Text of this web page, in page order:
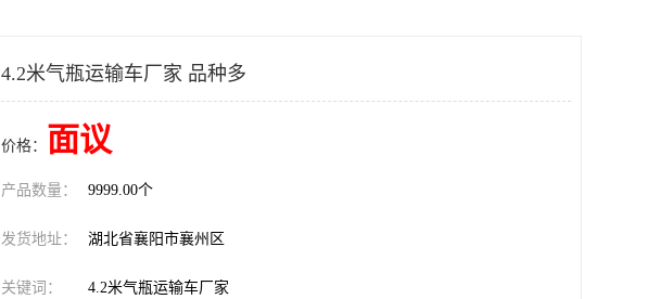
4.2米气瓶运输车厂家 品种多
价格： 面议
产品数量： 9999.00个
发货地址： 湖北省襄阳市襄州区
关键词： 4.2米气瓶运输车厂家